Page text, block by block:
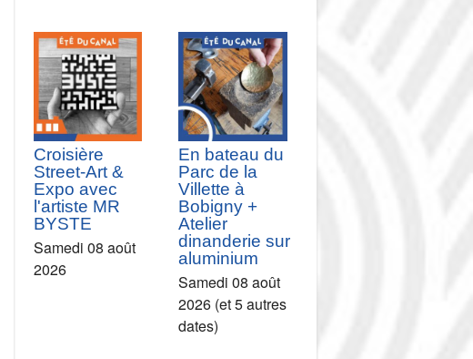
Croisière
Street-Art &
Expo avec
l'artiste MR
BYSTE
Samedi 08 août
2026
En bateau du
Parc de la
Villette à
Bobigny +
Atelier
dinanderie sur
aluminium
Samedi 08 août
2026 (et 5 autres
dates)